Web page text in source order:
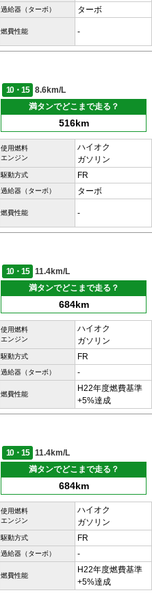
過給器（ターボ） ターボ
燃費性能 -
10・15
8.6km/L
満タンでどこまで走る？
516km
使用燃料
エンジン
ハイオク
ガソリン
駆動方式 FR
過給器（ターボ） ターボ
燃費性能 -
10・15
11.4km/L
満タンでどこまで走る？
684km
使用燃料
エンジン
ハイオク
ガソリン
駆動方式 FR
過給器（ターボ） -
燃費性能
H22年度燃費基準
+5%達成
10・15
11.4km/L
満タンでどこまで走る？
684km
使用燃料
エンジン
ハイオク
ガソリン
駆動方式 FR
過給器（ターボ） -
燃費性能
H22年度燃費基準
+5%達成